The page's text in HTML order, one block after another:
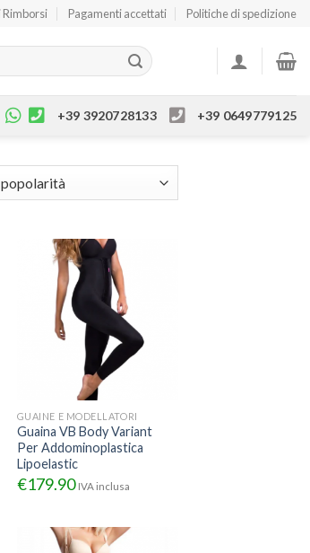
Rimborsi Pagamenti accettati Politiche di spedizione
+39 3920728133 +39 0649779125
GUAINE E MODELLATORI
Guaina VB Body Variant
Per Addominoplastica
Lipoelastic
€179.90 IVA inclusa